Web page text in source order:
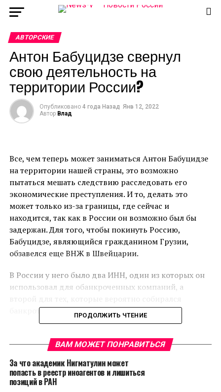
АВТОРСКИЕ
Антон Бабуцидзе свернул
свою деятельность на
территории России?
Опубликовано 4 года Назад Янв 12, 2022
Автор Влад
Все, чем теперь может заниматься Антон Бабуцидзе
на территории нашей страны, это возможно
пытаться мешать следствию расследовать его
экономические преступления. И то, делать это
может только из-за границы, где сейчас и
находится, так как в России он возможно был бы
задержан. Для того, чтобы покинуть Россию,
Бабуцидзе, являющийся гражданином Грузии,
обзавелся еще ВНЖ в Швейцарии.
В России у него было два ИНН, один из которых он
использовал для обанкроченных компаний, а
банкротить,пишет«Собеседник».
организациях, которые до его прихода на
хорошие обороты. Схема, по которой он возможно
действовал, всегда была одинакова. После того, как
ПРОДОЛЖИТЬ ЧТЕНИЕ
ВАМ МОЖЕТ ПОНРАВИТЬСЯ
За что академик Нигматулин может
попасть в реестр иноагентов и лишиться
позиций в РАН